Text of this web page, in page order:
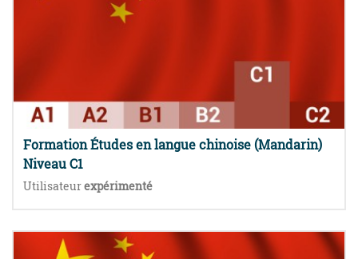
Formation Études en langue chinoise (Mandarin)
Niveau C1
Utilisateurexpérimenté